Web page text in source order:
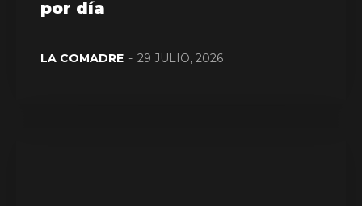
por día
LA COMADRE - 29 JULIO, 2026